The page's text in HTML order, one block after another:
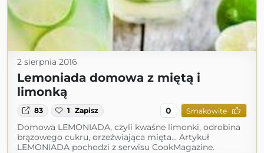
2 sierpnia 2016
Lemoniada domowa z miętą i
limonką
83 1 Zapisz 0 Smakowite
Domowa LEMONIADA, czyli kwaśne limonki, odrobina
brązowego cukru, orzeźwiająca mięta... Artykuł
LEMONIADA pochodzi z serwisu CookMagazine.